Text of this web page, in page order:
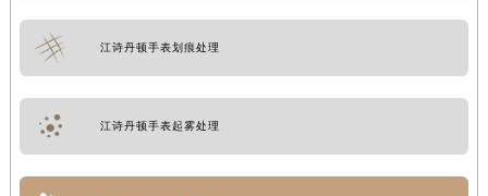
江诗丹顿手表划痕处理
江诗丹顿手表起雾处理